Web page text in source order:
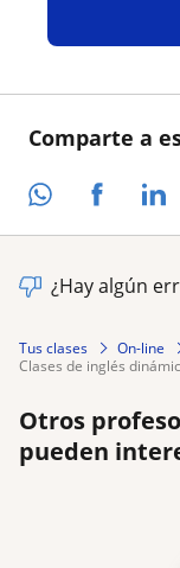
Comparte a
¿Hay algún
Tus clases On-line
clases de inglés
Otros
pueden